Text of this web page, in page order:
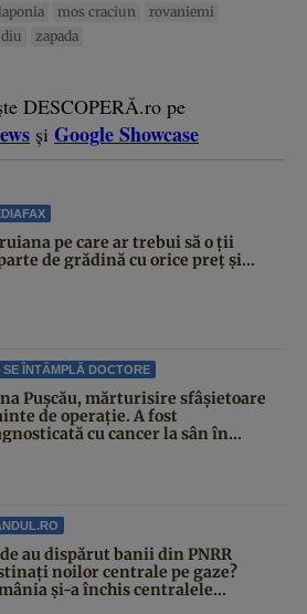
mos craciun
rovaniemi
zapada
DESCOPERĂ.ro pe
și Google Showcase
pe care ar trebui să o ții
de grădină cu orice preț și...
SE ÎNTÂMPLĂ DOCTORE
Pușcău, mărturisire sfâșietoare
de operație. A fost
cu cancer la sân în...
au dispărut banii din PNRR
noilor centrale pe gaze?
și-a închis centralele...